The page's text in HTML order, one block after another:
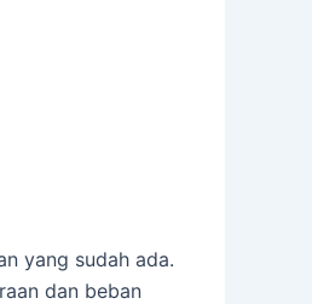
yang sudah ada.
dan beban